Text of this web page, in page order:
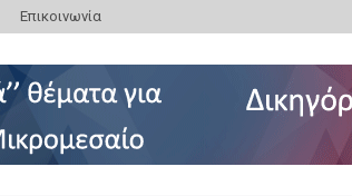
Επικοινωνία